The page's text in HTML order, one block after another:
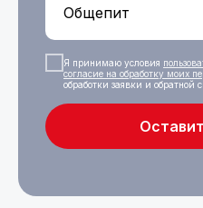
Я принимаю условия
согласие на обработку моих
обработки заявки и обратной